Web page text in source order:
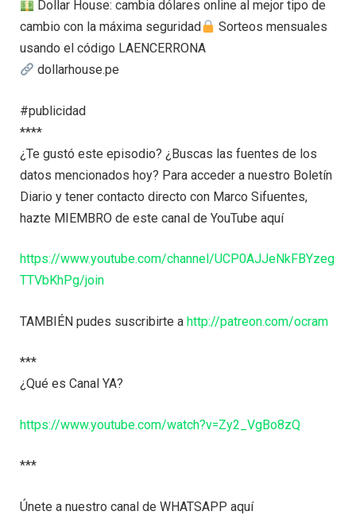
Dollar House: cambia dólares online al mejor tipo de
cambio con la máxima seguridad
Sorteos mensuales
usando el código LAENCERRONA
dollarhouse.pe
#publicidad
****
¿Te gustó este episodio? ¿Buscas las fuentes de los
datos mencionados hoy? Para acceder a nuestro Boletín
Diario y tener contacto directo con Marco Sifuentes,
hazte MIEMBRO de este canal de YouTube aquí
https://www.youtube.com/channel/UCP0AJJeNkFBYzeg
TTVbKhPg/join
TAMBIÉN pudes suscribirte a http://patreon.com/ocram
***
¿Qué es Canal YA?
https://www.youtube.com/watch?v=Zy2_VgBo8zQ
***
Únete a nuestro canal de WHATSAPP aquí